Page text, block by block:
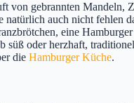
von gebrannten Mandeln,
auch nicht fehlen
eine
oder herzhaft,
die Hamburger Küche.